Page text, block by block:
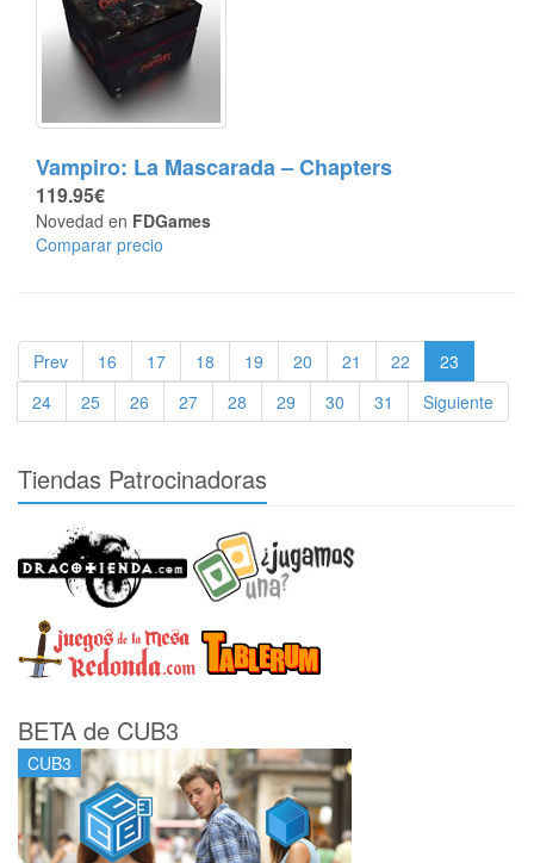
Vampiro: La Mascarada – Chapters
119.95€
Novedad en FDGames
Comparar precio
Prev 16 17 18 19 20 21 22
23
24
25 26 27 28 29 30 31 Siguiente
Tiendas Patrocinadoras
BETA de CUB3
CUB3